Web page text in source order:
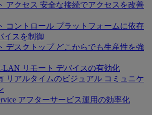
アクセス 安全な接続でアクセスを改善
コントロール プラットフォームに依存
イスを制御
デスクトップ どこからでも生産性を強
LAN リモート デバイスの有効化
リアルタイムのビジュアル コミュニケ
アフターサービス運用の効率化